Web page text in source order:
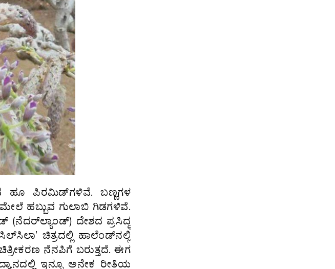
ಹೂ ಪಿರಮಿಡ್‌ಗಳಿವೆ. ಬಣ್ಣಗಳ
ಹಬ್ಬುವ ಗುಲಾಬಿ ಗಿಡಗಳಿವೆ.
(ನೆದರ್‌ಲ್ಯಾಂಡ್) ದೇಶದ ಪ್ರಸಿದ್ಧ
ಚಿತ್ರದಲ್ಲಿ ಹಾಲೆಂಡ್‌ನಲ್ಲಿ
ನೆನಪಿಗೆ ಬರುತ್ತದೆ. ಈಗ
ಇನ್ನೂ ಅನೇಕ ರೀತಿಯ